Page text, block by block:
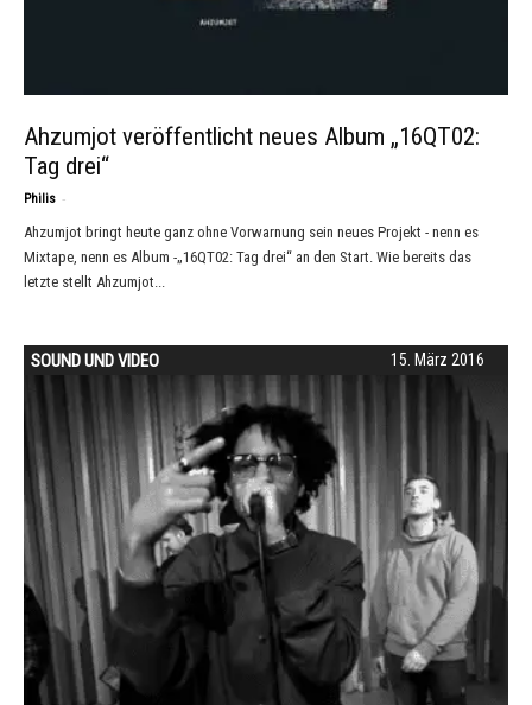
Ahzumjot veröffentlicht neues Album „16QT02:
Tag drei“
Philis -
Ahzumjot bringt heute ganz ohne Vorwarnung sein neues Projekt - nenn es
Mixtape, nenn es Album -„16QT02: Tag drei“ an den Start. Wie bereits das
letzte stellt Ahzumjot...
15. März 2016
SOUND UND VIDEO